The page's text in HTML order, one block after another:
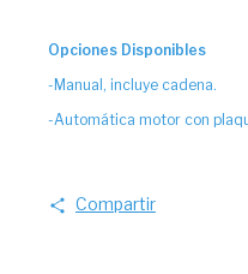
Opciones Disponibles
-Manual, incluye cadena.
-Automática motor con
Compartir